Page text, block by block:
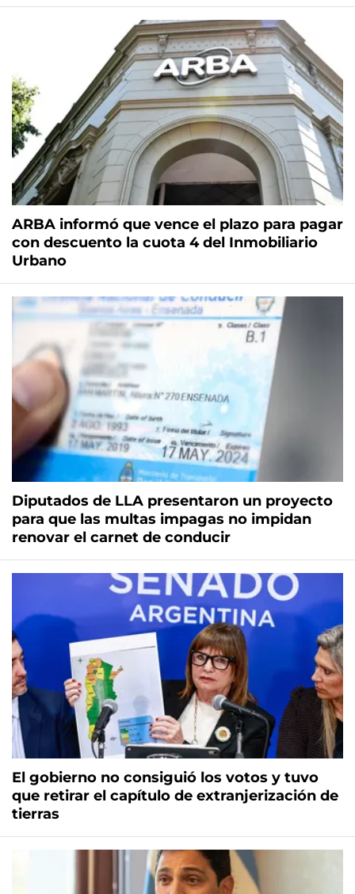
ARBA informó que vence el plazo para pagar
con descuento la cuota 4 del Inmobiliario
Urbano
Diputados de LLA presentaron un proyecto
para que las multas impagas no impidan
renovar el carnet de conducir
El gobierno no consiguió los votos y tuvo
que retirar el capítulo de extranjerización de
tierras